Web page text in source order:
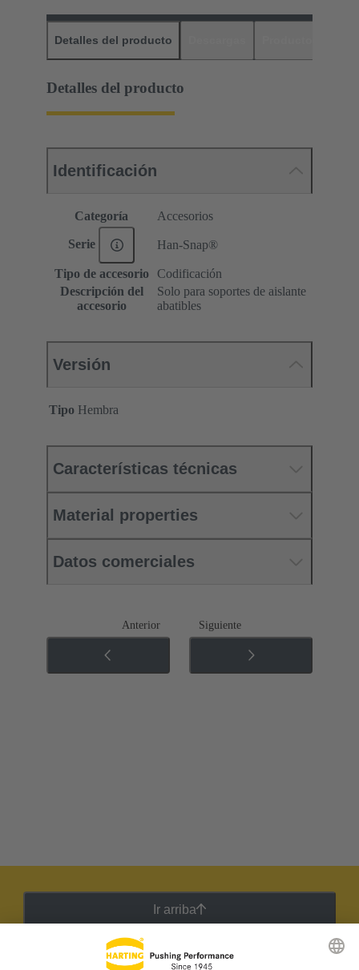
Detalles del producto
Detalles del producto
Identificación
Categoría Accesorios
Serie Han-Snap®
Tipo de accesorio
Codificación
Descripción del
accesorio
Solo para soportes de aislante
abatibles
Versión
Tipo Hembra
Características técnicas
Material properties
Datos comerciales
Anterior Siguiente
Ir arriba